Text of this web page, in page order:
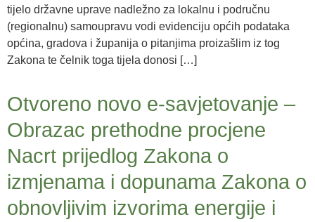
tijelo državne uprave nadležno za lokalnu i područnu
(regionalnu) samoupravu vodi evidenciju općih podataka
općina, gradova i županija o pitanjima proizašlim iz tog
Zakona te čelnik toga tijela donosi […]
Otvoreno novo e-savjetovanje –
Obrazac prethodne procjene
Nacrt prijedlog Zakona o
izmjenama i dopunama Zakona o
obnovljivim izvorima energije i